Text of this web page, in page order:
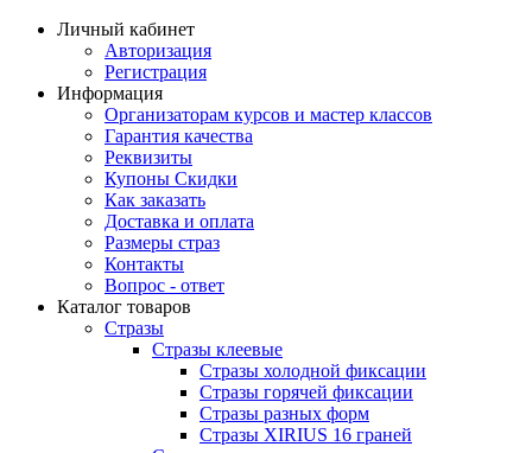
Личный кабинет
Авторизация
Регистрация
Информация
Организаторам курсов и мастер классов
Гарантия качества
Реквизиты
Купоны Скидки
Как заказать
Доставка и оплата
Размеры страз
Контакты
Вопрос - ответ
Каталог товаров
Стразы
Стразы клеевые
Стразы холодной фиксации
Стразы горячей фиксации
Стразы разных форм
Стразы XIRIUS 16 граней